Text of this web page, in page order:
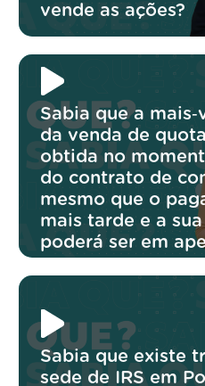
vende as ações?
Sabia que a
da venda de
obtida no
do contrato de
mesmo que o
mais tarde e a
poderá ser em
Sabia que existe
sede de IRS em